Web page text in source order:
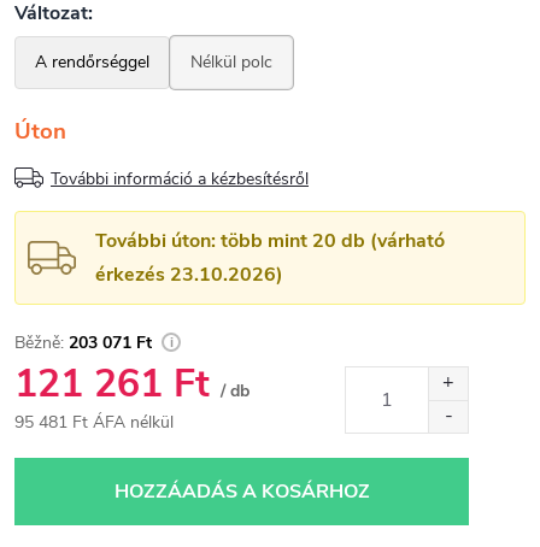
Úton
További információ a kézbesítésről
További úton: több mint 20 db (várható
érkezés 23.10.2026)
203 071 Ft
121 261 Ft / db
95 481 Ft ÁFA nélkül
HOZZÁADÁS A KOSÁRHOZ